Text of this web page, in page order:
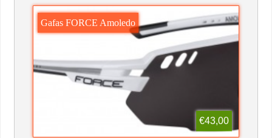
Gafas FORCE Amoledo
€43,00